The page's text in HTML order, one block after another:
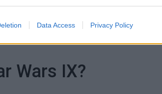
Data Access Privacy Policy
Wars IX?